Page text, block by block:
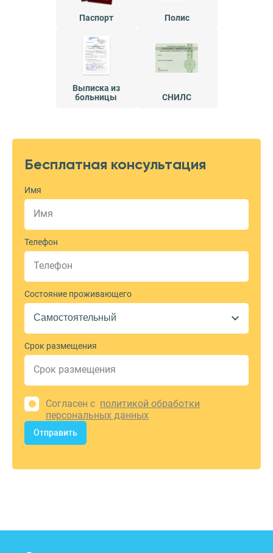
Паспорт Полис
Выписка из
больницы
СНИЛС
Бесплатная консультация
Имя
Телефон
Состояние проживающего
Срок размещения
Согласен с политикой обработки
персональных данных
Отправить